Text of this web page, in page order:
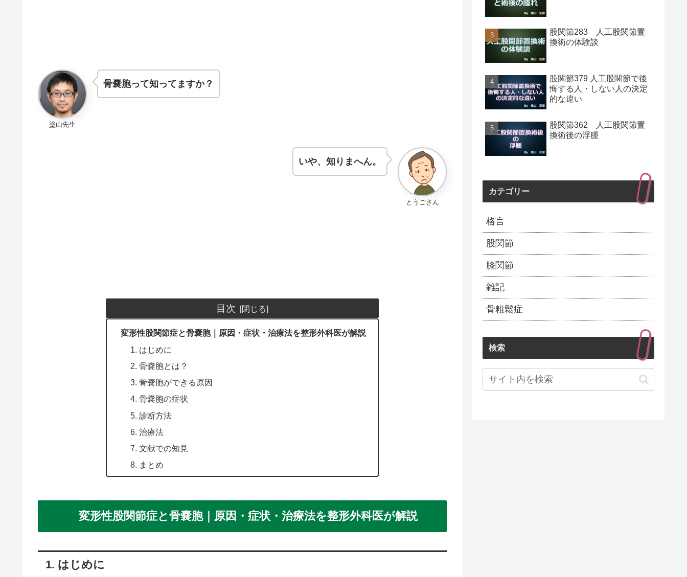
塗山先生
骨嚢胞って知ってますか？
とうごさん
いや、知りまへん。
目次
変形性股関節症と骨嚢胞｜原因・症状・治療法を整形外科医が解説
1. はじめに
2. 骨嚢胞とは？
3. 骨嚢胞ができる原因
4. 骨嚢胞の症状
5. 診断方法
6. 治療法
7. 文献での知見
8. まとめ
変形性股関節症と骨嚢胞｜原因・症状・治療法を整形外科医が解説
1. はじめに
股関節283 人工股関節置
換術の体験談
股関節379 人工股関節で後
悔する人・しない人の決定
的な違い
股関節362 人工股関節置
換術後の浮腫
カテゴリー
格言
股関節
膝関節
雑記
骨粗鬆症
検索